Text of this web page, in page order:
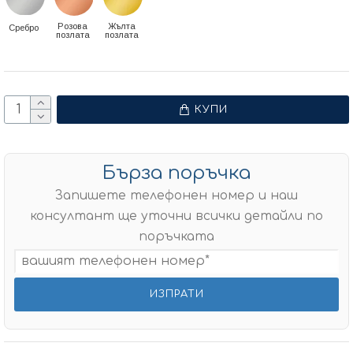
Сребро
Розова
позлата
Жълта
позлата
КУПИ
Бърза поръчка
Запишете телефонен номер и наш
консултант ще уточни всички детайли по
поръчката